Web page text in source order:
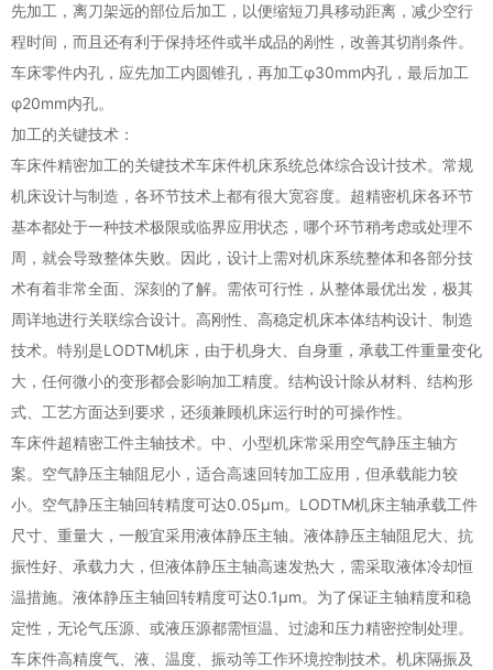
先加工，离刀架远的部位后加工，以便缩短刀具移动距离，减少空行
程时间，而且还有利于保持坯件或半成品的剐性，改善其切削条件。
车床零件内孔，应先加工内圆锥孔，再加工φ30mm内孔，最后加工
φ20mm内孔。
加工的关键技术：
车床件精密加工的关键技术车床件机床系统总体综合设计技术。常规
机床设计与制造，各环节技术上都有很大宽容度。超精密机床各环节
基本都处于一种技术极限或临界应用状态，哪个环节稍考虑或处理不
周，就会导致整体失败。因此，设计上需对机床系统整体和各部分技
术有着非常全面、深刻的了解。需依可行性，从整体最优出发，极其
周详地进行关联综合设计。高刚性、高稳定机床本体结构设计、制造
技术。特别是LODTM机床，由于机身大、自身重，承载工件重量变化
大，任何微小的变形都会影响加工精度。结构设计除从材料、结构形
式、工艺方面达到要求，还须兼顾机床运行时的可操作性。
车床件超精密工件主轴技术。中、小型机床常采用空气静压主轴方
案。空气静压主轴阻尼小，适合高速回转加工应用，但承载能力较
小。空气静压主轴回转精度可达0.05μm。LODTM机床主轴承载工件
尺寸、重量大，一般宜采用液体静压主轴。液体静压主轴阻尼大、抗
振性好、承载力大，但液体静压主轴高速发热大，需采取液体冷却恒
温措施。液体静压主轴回转精度可达0.1μm。为了保证主轴精度和稳
定性，无论气压源、或液压源都需恒温、过滤和压力精密控制处理。
车床件高精度气、液、温度、振动等工作环境控制技术。机床隔振及